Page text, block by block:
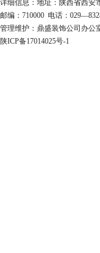
详细信息：地址：陕西省西安
邮编：710000 电话：
管理维护：鼎盛装饰公司办公
陕ICP备17014025号-1